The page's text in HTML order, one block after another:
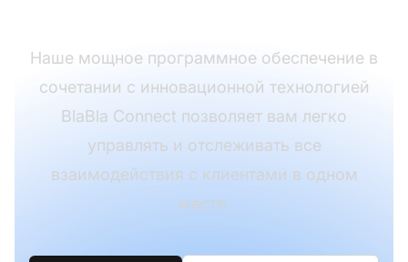
Наше мощное программное обеспечение в
сочетании с инновационной технологией
BlaBla Connect позволяет вам легко
управлять и отслеживать все
взаимодействия с клиентами в одном
месте.